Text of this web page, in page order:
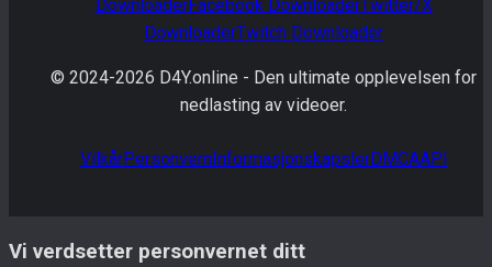
DownloaderFacebook DownloaderTwitter/X
DownloaderTwitch Downloader
© 2024-2026 D4Y.online - Den ultimate opplevelsen for
nedlasting av videoer.
VilkårPersonvernInformasjonskapslerDMCAAPI
Vi verdsetter personvernet ditt